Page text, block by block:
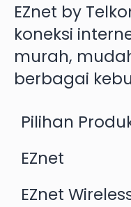
EZnet by
koneksi
murah,
berbagai
Pilihan
EZnet
EZnet